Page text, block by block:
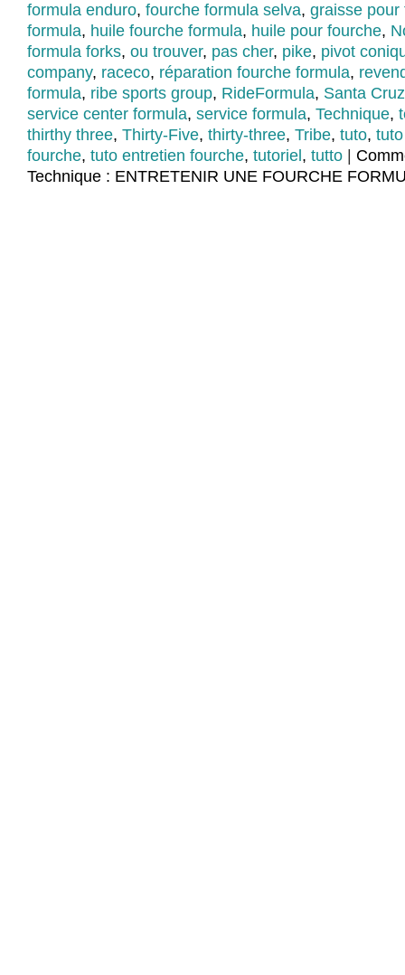
formula enduro, fourche formula selva, graisse pour
formula, huile fourche formula, huile pour fourche,
formula forks, ou trouver, pas cher, pike, pivot
company, raceco, réparation fourche formula,
formula, ribe sports group, RideFormula, Santa Cruz
service center formula, service formula, Technique,
thirthy three, Thirty-Five, thirty-three, Tribe, tuto,
fourche, tuto entretien fourche, tutoriel , tutto
Technique : ENTRETENIR UNE FOURCHE